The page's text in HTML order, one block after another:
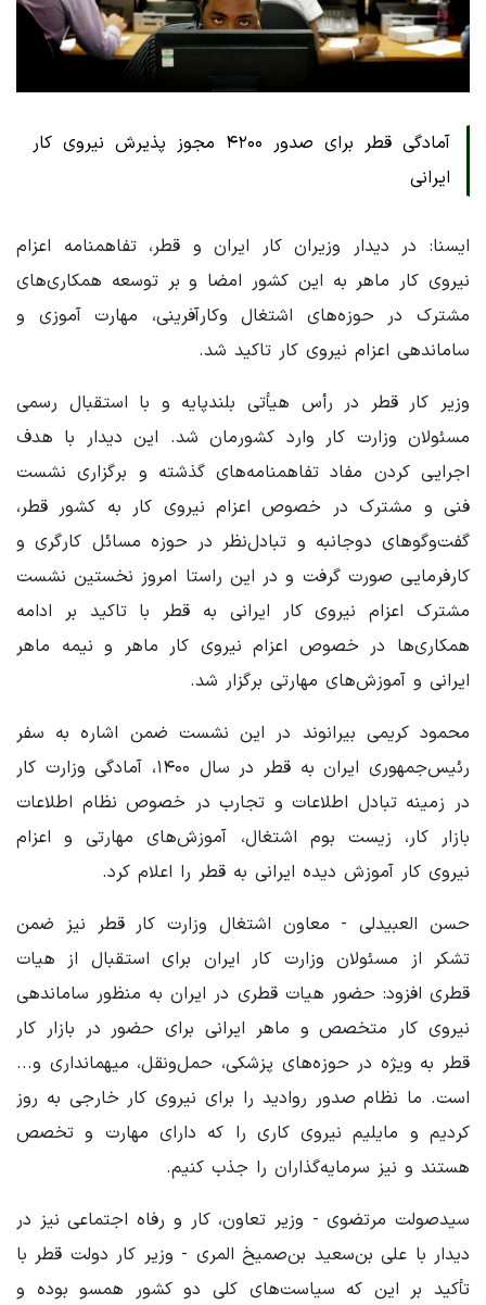
آمادگی قطر برای صدور ۴۲۰۰ مجوز پذیرش نیروی کار
ایرانی
ایسنا: در دیدار وزیران کار ایران و قطر، تفاهمنامه اعزام
نیروی کار ماهر به این کشور امضا و بر توسعه همکاری‌های
مشترک در حوزه‌های اشتغال وکارآفرینی، مهارت آموزی و
ساماندهی اعزام نیروی کار تاکید شد.
وزیر کار قطر در رأس هیأتی بلندپایه و با استقبال رسمی
مسئولان وزارت کار وارد کشورمان شد. این دیدار با هدف
اجرایی کردن مفاد تفاهمنامه‌های گذشته و برگزاری نشست
فنی و مشترک در خصوص اعزام نیروی کار به کشور قطر،
گفت‌وگوهای دوجانبه و تبادل‌نظر در حوزه مسائل کارگری و
کارفرمایی صورت گرفت و در این راستا امروز نخستین نشست
مشترک اعزام نیروی کار ایرانی به قطر با تاکید بر ادامه
همکاری‌ها در خصوص اعزام نیروی کار ماهر و نیمه ماهر
ایرانی و آموزش‌های مهارتی برگزار شد.
محمود کریمی بیرانوند در این نشست ضمن اشاره به سفر
رئیس‌جمهوری ایران به قطر در سال ۱۴۰۰، آمادگی وزارت کار
در زمینه تبادل اطلاعات و تجارب در خصوص نظام اطلاعات
بازار کار، زیست بوم اشتغال، آموزش‌های مهارتی و اعزام
نیروی کار آموزش دیده ایرانی به قطر را اعلام کرد.
حسن العبیدلی - معاون اشتغال وزارت کار قطر نیز ضمن
تشکر از مسئولان وزارت کار ایران برای استقبال از هیات
قطری افزود: حضور هیات قطری در ایران به منظور ساماندهی
نیروی کار متخصص و ماهر ایرانی برای حضور در بازار کار
قطر به ویژه در حوزه‌های پزشکی، حمل‌ونقل، میهمانداری و...
است. ما نظام صدور روادید را برای نیروی کار خارجی به روز
کردیم و مایلیم نیروی کاری را که دارای مهارت و تخصص
هستند و نیز سرمایه‌گذاران را جذب کنیم.
سیدصولت مرتضوی - وزیر تعاون، کار و رفاه اجتماعی نیز در
دیدار با علی بن‌سعید بن‌صمیخ المری - وزیر کار دولت قطر با
تأکید بر این‌ که سیاست‌های کلی دو کشور همسو بوده و